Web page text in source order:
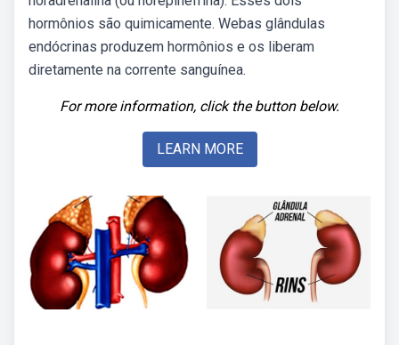
hormônios são quimicamente. Webas glândulas
endócrinas produzem hormônios e os liberam
diretamente na corrente sanguínea.
For more information, click the button below.
LEARN MORE